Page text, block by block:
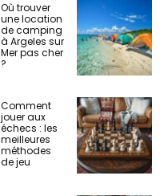
Où trouver
une location
de camping
à Argeles sur
Mer pas cher
?
Comment
jouer aux
échecs : les
meilleures
méthodes
de jeu